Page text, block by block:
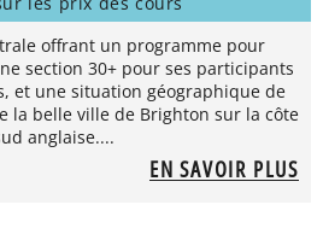
offrant un programme pour
section 30+ pour ses participants
et une situation géographique de
la belle ville de Brighton sur la côte
anglaise....
EN SAVOIR PLUS